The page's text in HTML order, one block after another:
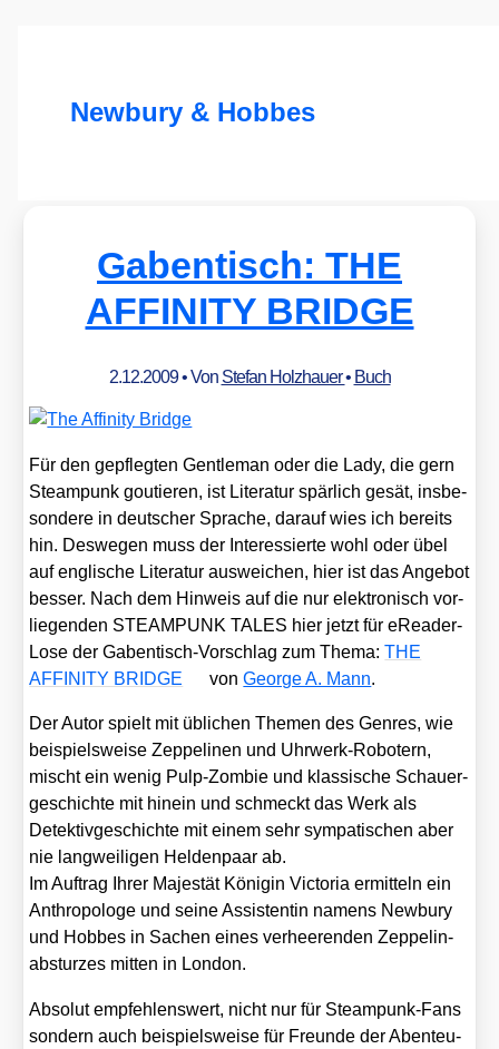
Newbury & Hobbes
Gabentisch: THE
AFFINITY BRIDGE
2.12.2009• Von Stefan Holzhauer• Buch
Für den gepfleg­ten Gen­tle­man oder die Lady, die gern
Steam­punk gou­tie­ren, ist Lite­ra­tur spär­lich gesät, ins­be­
son­de­re in deut­scher Spra­che, dar­auf wies ich bereits
hin. Des­we­gen muss der Inter­es­sier­te wohl oder übel
auf eng­li­sche Lite­ra­tur aus­wei­chen, hier ist das Ange­bot
bes­ser. Nach dem Hin­weis auf die nur elek­tro­nisch vor­
lie­gen­den STEAMPUNK TALES hier jetzt für eRea­der-
Lose der Gaben­tisch-Vor­schlag zum The­ma:THE
AFFINITY BRIDGE
vonGeor­ge A. Mann.
Der Autor spielt mit übli­chen The­men des Gen­res, wie
bei­spiels­wei­se Zep­pe­li­nen und Uhr­werk-Robo­tern,
mischt ein wenig Pulp-Zom­bie und klas­si­sche Schau­er­
ge­schich­te mit hin­ein und schmeckt das Werk als
Detek­tiv­ge­schich­te mit einem sehr sym­pa­ti­schen aber
nie lang­wei­li­gen Hel­den­paar ab.
Im Auf­trag Ihrer Majes­tät Köni­gin Vic­to­ria ermit­teln ein
Anthro­po­lo­ge und sei­ne Assis­ten­tin namens New­bury
und Hob­bes in Sachen eines ver­hee­ren­den Zep­pe­lin­
ab­stur­zes mit­ten in Lon­don.
Abso­lut emp­feh­lens­wert, nicht nur für Steam­punk-Fans
son­dern auch bei­spiels­wei­se für Freun­de der Aben­teu­